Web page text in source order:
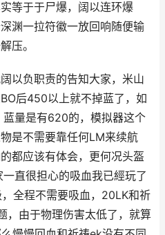
等于于尸爆，阔以连环爆
渊一拉符徽一放回响随便输
压。
以负职责的告知大家，米山
后450以上就不掉蓝了，如
量是有620的，模拟器这个
是不需要靠任何LM来续航
都应该有体会，更何况头盔
直很担心的吸血我已經玩了
全程不需要吸血，20LK和祈
，由于物理伤害太低了，就算